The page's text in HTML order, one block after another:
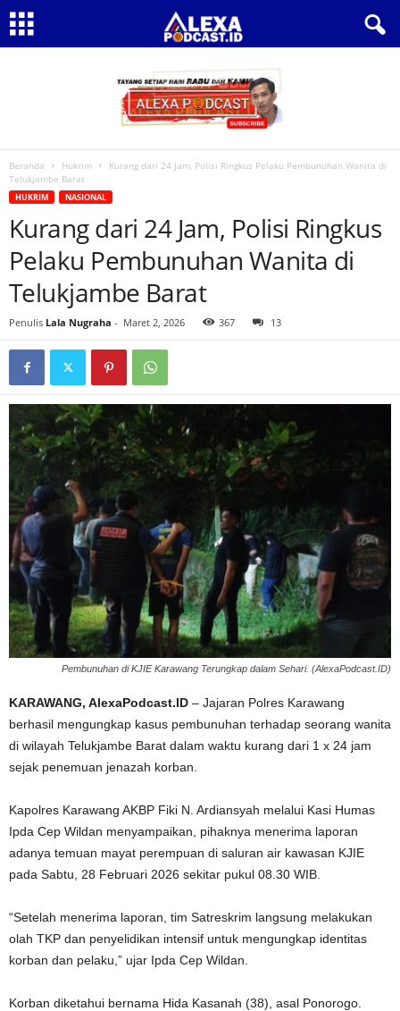
Beranda Hukrim
Kurang dari 24 Jam, Polisi Ringkus Pelaku Pembunuhan Wanita di
Telukjambe Barat
HUKRIM NASIONAL
Kurang dari 24 Jam, Polisi Ringkus
Pelaku Pembunuhan Wanita di
Telukjambe Barat
Penulis Lala Nugraha - Maret 2, 2026 367 13
Pembunuhan di KJIE Karawang Terungkap dalam Sehari. (AlexaPodcast.ID)
KARAWANG, AlexaPodcast.ID – Jajaran Polres Karawang
berhasil mengungkap kasus pembunuhan terhadap seorang wanita
di wilayah Telukjambe Barat dalam waktu kurang dari 1 x 24 jam
sejak penemuan jenazah korban.
‎Kapolres Karawang AKBP Fiki N. Ardiansyah melalui Kasi Humas
Ipda Cep Wildan menyampaikan, pihaknya menerima laporan
adanya temuan mayat perempuan di saluran air kawasan KJIE
pada Sabtu, 28 Februari 2026 sekitar pukul 08.30 WIB.
‎“Setelah menerima laporan, tim Satreskrim langsung melakukan
olah TKP dan penyelidikan intensif untuk mengungkap identitas
korban dan pelaku,” ujar Ipda Cep Wildan.
‎Korban diketahui bernama Hida Kasanah (38), asal Ponorogo.